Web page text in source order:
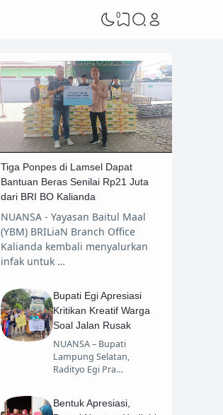
0
Tiga Ponpes di Lamsel Dapat
Bantuan Beras Senilai Rp21 Juta
dari BRI BO Kalianda
NUANSA - Yayasan Baitul Maal
(YBM) BRILiaN Branch Office
Kalianda kembali menyalurkan
infak untuk …
Bupati Egi Apresiasi
Kritikan Kreatif Warga
Soal Jalan Rusak
NUANSA – Bupati
Lampung Selatan,
Radityo Egi Pra…
Bentuk Apresiasi,